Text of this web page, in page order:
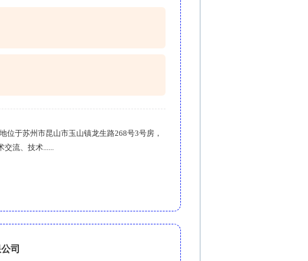
位于苏州市昆山市玉山镇龙生路268号3号房，
流、技术......
司